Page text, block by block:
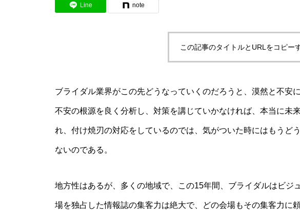
Line note
この記事のタイトルとURLをコピー
ブライダル業界がこの先どうなっていくのだろうと、漠然と不安
不安の根源を良く分析し、対策を講じていかなければ、本当に未
れ、付け焼刃の対応をしているのでは、気がついた時にはもうど
ないのである。
地方性はあるが、多くの地域で、この15年間、ブライダルはビジ
場を独占した情報誌の集客力は絶大で、どの会場もその集客力に